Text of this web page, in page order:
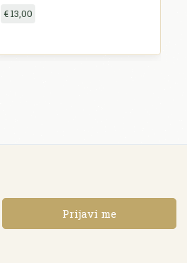
€ 13,00
Prijavi me